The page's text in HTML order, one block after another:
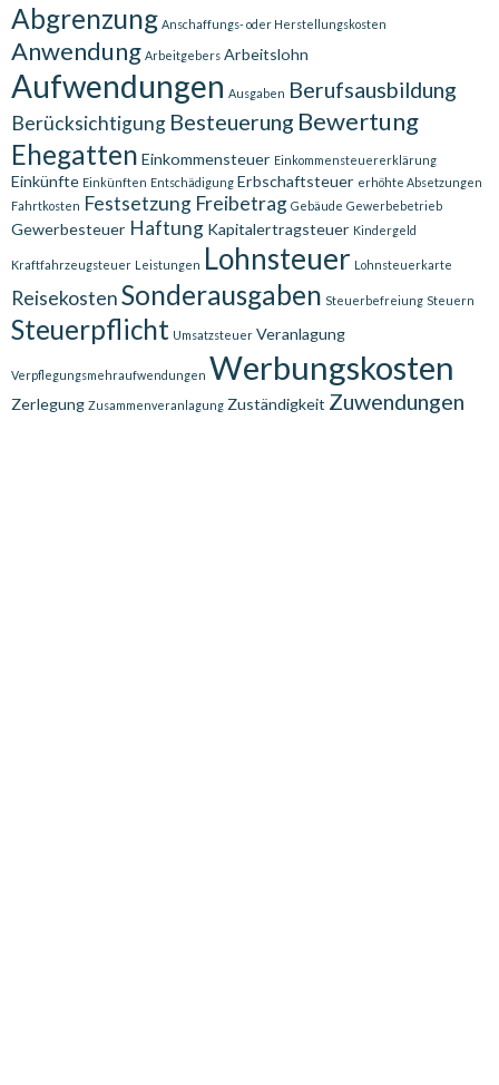
Abgrenzung Anschaffungs- oder Herstellungskosten
Anwendung Arbeitgebers Arbeitslohn
Aufwendungen Ausgaben Berufsausbildung
Berücksichtigung Besteuerung Bewertung
Ehegatten Einkommensteuer Einkommensteuererklärung
Einkünfte Einkünften Entschädigung Erbschaftsteuer erhöhte Absetzungen
Fahrtkosten Festsetzung Freibetrag Gebäude Gewerbebetrieb
Gewerbesteuer Haftung Kapitalertragsteuer Kindergeld
Kraftfahrzeugsteuer Leistungen Lohnsteuer Lohnsteuerkarte
ReisekostenSonderausgaben Steuerbefreiung Steuern
Steuerpflicht Umsatzsteuer Veranlagung
Verpflegungsmehraufwendungen Werbungskosten
Zerlegung Zusammenveranlagung Zuständigkeit Zuwendungen